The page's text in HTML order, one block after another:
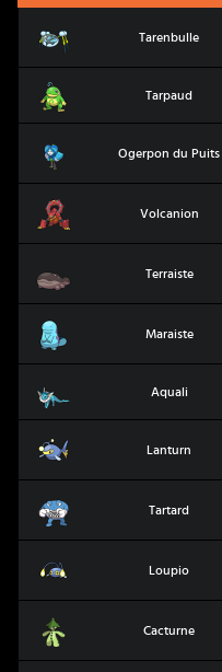
Tarenbulle
Tarpaud
Ogerpon du Puits
Volcanion
Terraiste
Maraiste
Aquali
Lanturn
Tartard
Loupio
Cacturne